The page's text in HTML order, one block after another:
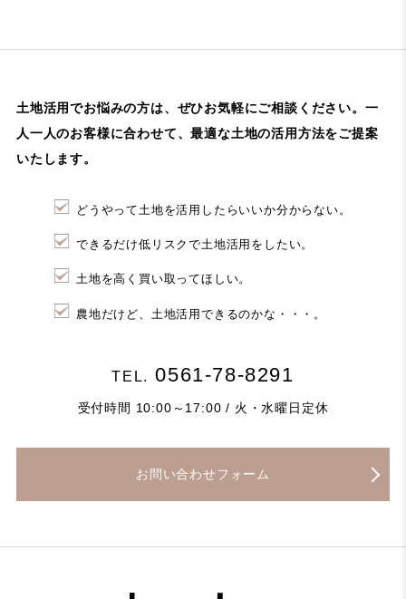
土地活用でお悩みの方は、ぜひお気軽にご相談ください。 一
人一人のお客様に合わせて、最適な土地の活用方法をご提案
いたします。
どうやって土地を活用したらいいか分からない。
できるだけ低リスクで土地活用をしたい。
土地を高く買い取ってほしい。
農地だけど、土地活用できるのかな・・・。
TEL. 0561-78-8291
受付時間 10:00～17:00 / 火・水曜日定休
お問い合わせフォーム